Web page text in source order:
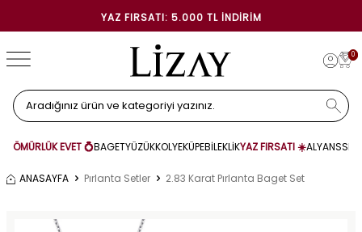
YAZ FIRSATI: 5.000 TL İNDIRIM
0
ÖMÜRLÜK EVET 💍BAGETYÜZÜKKOLYEKÜPEBİLEKLİKYAZ FIRSATI ☀️ALYANS
ANASAYFA Pırlanta Setler 2.83 Karat Pırlanta Baget Set